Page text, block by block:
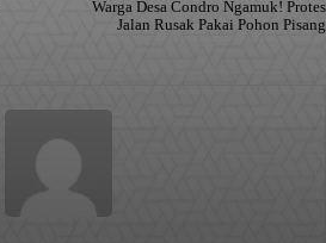
Warga Desa Condro Ngamuk! Protes
Jalan Rusak Pakai Pohon Pisang